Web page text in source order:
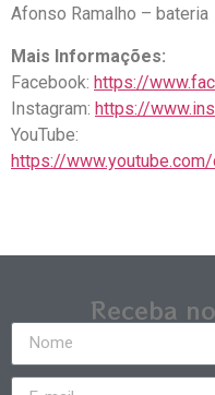
Afonso Ramalho – bateria
Mais Informações:
Facebook: https://
Instagram: https://
YouTube:
https://www.youtube.com/
Receba